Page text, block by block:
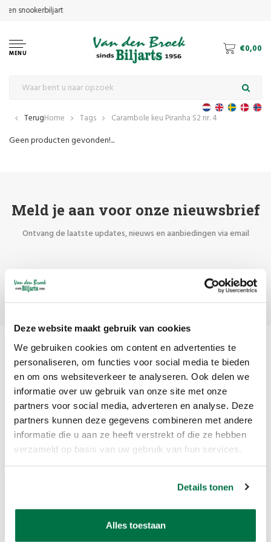
Deze website maakt gebruik van cookies
We gebruiken cookies om content en advertenties te
personaliseren, om functies voor social media te bieden
en om ons websiteverkeer te analyseren. Ook delen we
informatie over uw gebruik van onze site met onze
partners voor social media, adverteren en analyse. Deze
partners kunnen deze gegevens combineren met andere
informatie die u aan ze heeft verstrekt of die ze hebben
verzameld op basis van uw gebruik van hun services.
Details tonen
Alles toestaan
MENU €0,00
TerugHome Tags Carambole keu Piranha S2 nr. 4
Geen producten gevonden!...
Meld je aan voor onze nieuwsbrief
Ontvang de laatste updates, nieuws en aanbiedingen via email
Abonneer
Van den Broek Biljarts staat voor kwaliteit, vakmanschap en service.
Van den Broek Biljarts
Nederland
app ons op 036-5374054